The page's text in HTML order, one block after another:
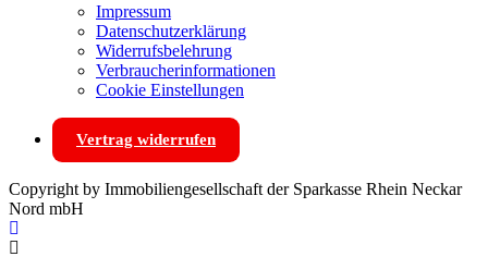
Impressum
Datenschutzerklärung
Widerrufsbelehrung
Verbraucherinformationen
Cookie Einstellungen
Vertrag widerrufen
Copyright by Immobiliengesellschaft der Sparkasse Rhein Neckar
Nord mbH